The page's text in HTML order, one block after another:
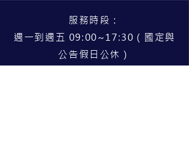
服務時段：
週一到週五 09:00~17:30（國定與
公告假日公休）